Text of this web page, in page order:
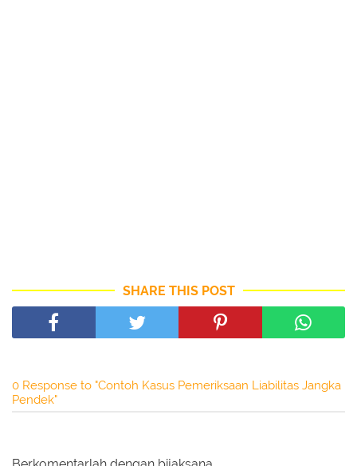
SHARE THIS POST
0 Response to "Contoh Kasus Pemeriksaan Liabilitas Jangka
Pendek"